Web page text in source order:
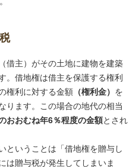
借主）がその土地に建物を建築
。借地権は借主を保護する権利
権利に対する金額 （権利金） を
ります。この場合の地代の相当
おおむね年6％程度の金額とされ
ということは「借地権を贈与し
は贈与税が発生してしまいま